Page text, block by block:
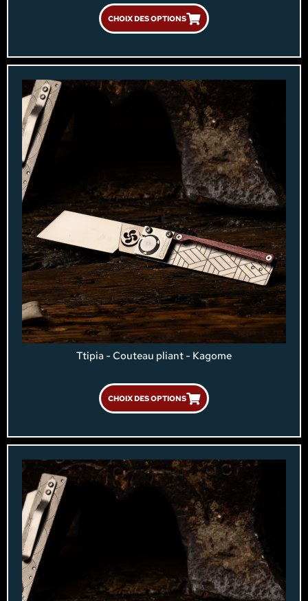
CHOIX DES OPTIONS
Ttipia - Couteau pliant - Kagome
CHOIX DES OPTIONS